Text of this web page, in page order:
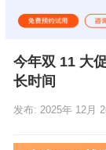
今年双 11 大
长时间
发布: 2025年 12月